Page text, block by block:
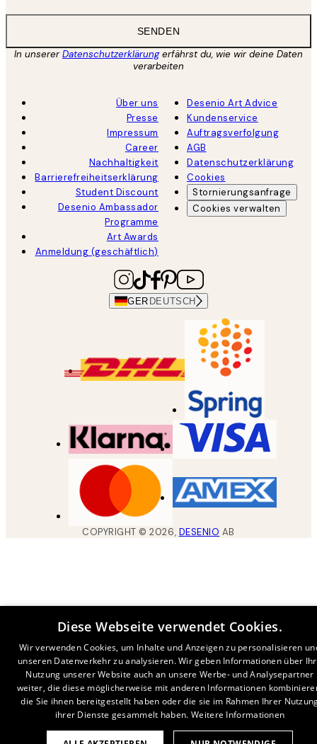
SENDEN
In unsererDatenschutzerklärungerfährst du, wie wir deine Daten
verarbeiten
Über uns
Presse
Impressum
Career
Nachhaltigkeit
Barrierefreiheitserklärung
Student Discount
Desenio Ambassador
Programme
Art Awards
Anmeldung (geschäftlich)
Desenio Art Advice
Kundenservice
Auftragsverfolgung
AGB
Datenschutzerklärung
Cookies
Stornierungsanfrage
Cookies verwalten
GER DEUTSCH
COPYRIGHT ©2026, DESENIO AB
Diese Webseite verwendet Cookies.
Wir verwenden Cookies, um Inhalte und Anzeigen zu personalisieren
unseren Datenverkehr zu analysieren. Wir geben Informationen über
Nutzung unserer Website auch an unsere Werbe- und Analysepartner
weiter, die diese möglicherweise mit anderen Informationen
die Sie ihnen bereitgestellt haben oder die sie im Rahmen Ihrer
ihrer Dienste gesammelt haben. Weitere Informationen